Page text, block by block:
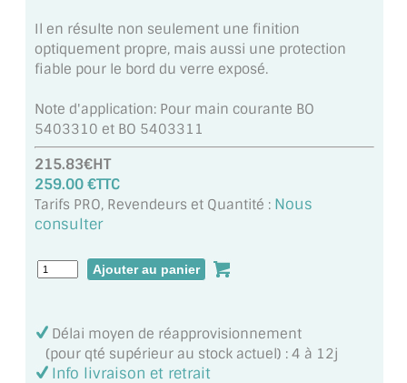
MIROIR PAROI DE DOUCHE
MIROIR POUR SALLE DE SPORT
MIROIR POUR SALLE DE DANSE
MIROIR ENCADRÉ
MIROIR TV
VERRE SUR MESURE
VERRE EXTRACLAIR
PAROI DE DOUCHE
Il en résulte non seulement une finition
optiquement propre, mais aussi une protection
fiable pour le bord du verre exposé.
Note d'application: Pour main courante BO
5403310 et BO 5403311
215.83€HT
259.00 €TTC
Tarifs PRO, Revendeurs et Quantité : Nous
consulter
Délai moyen de réapprovisionnement
(pour qté supérieur au stock actuel) : 4 à 12j
Info livraison et retrait